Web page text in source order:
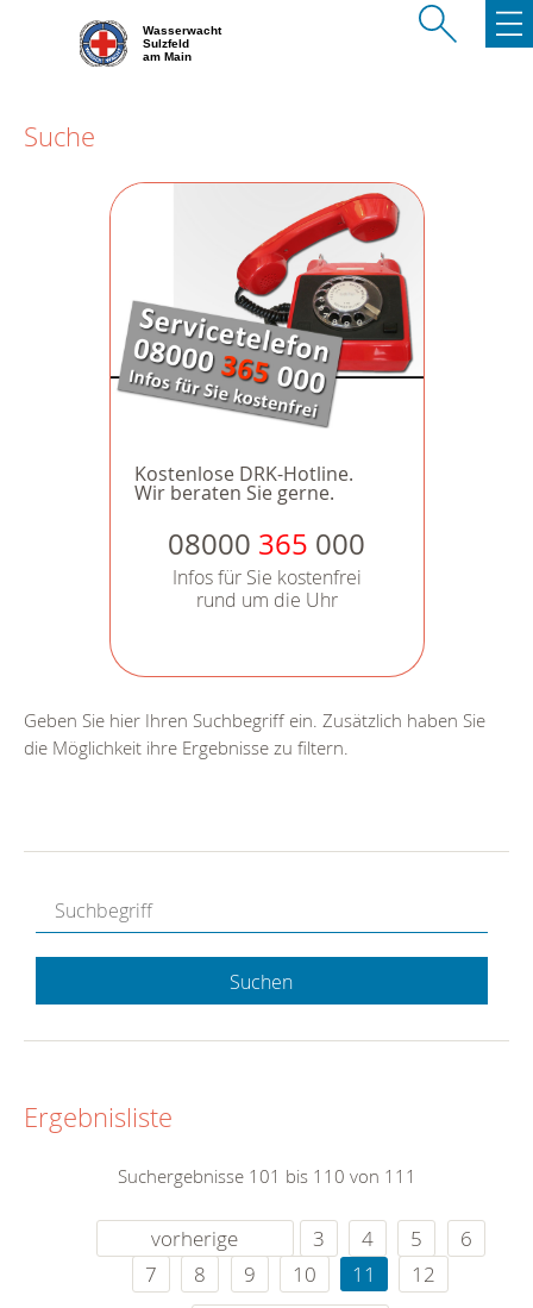
Wasserwacht
Sulzfeld
am Main
Suche
Kostenlose DRK-Hotline.
Wir beraten Sie gerne.
08000 365 000
Infos für Sie kostenfrei
rund um die Uhr
Geben Sie hier Ihren Suchbegriff ein. Zusätzlich haben Sie
die Möglichkeit ihre Ergebnisse zu filtern.
Suchen
Ergebnisliste
Suchergebnisse 101 bis 110 von 111
vorherige 3 4 5
6
7
8 9 10 11
12